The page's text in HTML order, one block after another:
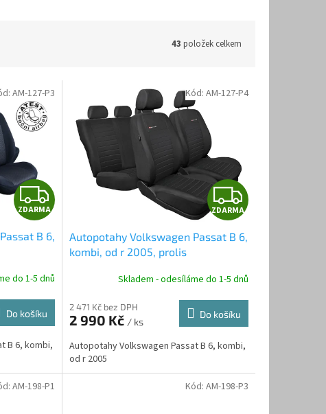
43 položek celkem
Z
D
R
M
A
ZDARMA
B 6,
do 1-5 dnů
Do košíku
B 6, kombi,
AM-127-P3
Z
D
R
A
ZDARMA
Autopotahy Volkswagen Passat B 6,
kombi, od r 2005, prolis
Skladem - odesíláme do 1-5 dnů
2 471 Kč bez DPH
2 990 Kč / ks
Do košíku
Autopotahy Volkswagen Passat B 6, kombi,
od r 2005
Kód: AM-127-P4
AM-198-P1 Kód: AM-198-P3